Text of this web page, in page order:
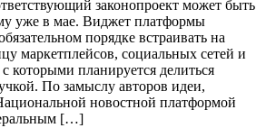
законопроект может быть
уже в мае. Виджет платформы
порядке встраивать на
маркетплейсов, социальных сетей и
которыми планируется делиться
По замыслу авторов идеи,
новостной платформой
[…]